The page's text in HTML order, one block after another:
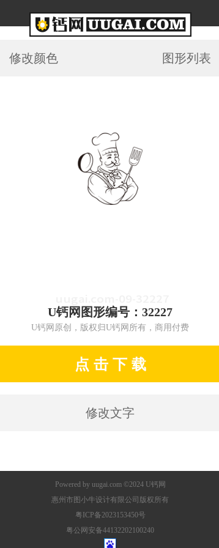
修改颜色 图形列表
U钙网图形编号：32227
U钙网原创，版权归U钙网所有，商用付费
点 击 下 载
修改文字
Powered by uugai.com©2024 U钙网
惠州市图小牛设计有限公司版权所有
粤ICP备2023153450号
粤公网安备44132202100240